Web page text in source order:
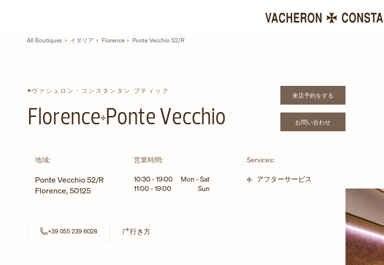
Return to Nav
All Boutiques イタリア Florence Ponte Vecchio 52/R
ヴァシュロン・コンスタンタン ブティック
Florence Ponte Vecchio
来店予約をするLINK OPENS IN NEW TAB
お問い合わせLINK OPENS IN NEW TAB
地域:
Ponte Vecchio 52/R
Florence,50125
営業時間:
曜日時間 Mon - Sat
10:30-19:00
Sun
11:00-19:00
Services:
アフターサービス
+39 055 239 6028 行き方Link Opens in New Tab